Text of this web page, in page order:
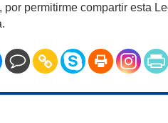
permitirme compartir esta